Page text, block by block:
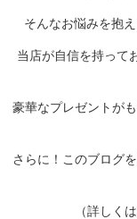
そんなお悩みを抱え
当店が自信を持って
豪華なプレゼントが
さらに！このブログ
（詳しく